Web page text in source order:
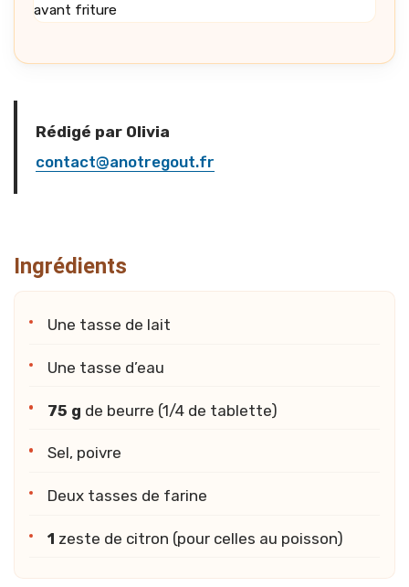
avant friture
Rédigé par Olivia
contact@anotregout.fr
Ingrédients
Une tasse de lait
Une tasse d’eau
75 g de beurre (1/4 de tablette)
Sel, poivre
Deux tasses de farine
1 zeste de citron (pour celles au poisson)